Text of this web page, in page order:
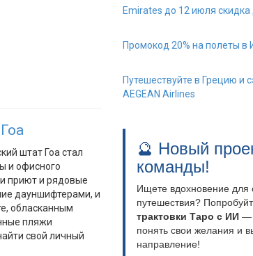
штат Гоа стал
и офисного
приют и рядовые
дауншифтерами, и
обласканным
пляжи
свой личный
Emirates до 12 июля скидка
Промокод 20% на полеты в
Путешествуйте в Грецию и
AEGEAN Airlines
🔮 Новый
команды!
Ищете вдохновение для
путешествия?
трактовки Таро с ИИ —
понять свои желания и
направление!